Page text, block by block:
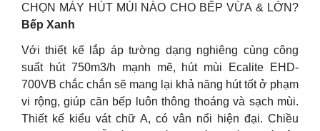
CHỌN MÁY HÚT MÙI NÀO CHO BẾP VỪA & LỚN?
Bếp Xanh
Với thiết kế lắp áp tường dạng nghiêng cùng công
suất hút 750m3/h mạnh mẽ, hút mùi Ecalite EHD-
700VB chắc chắn sẽ mang lại khả năng hút tốt ở phạm
vi rộng, giúp căn bếp luôn thông thoáng và sạch mùi.
Thiết kế kiểu vát chữ A, có vân nổi hiện đại. Chiều